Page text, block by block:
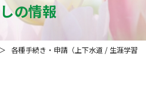
の情報
各種手続き・申請（上下水道 / 生涯学習）